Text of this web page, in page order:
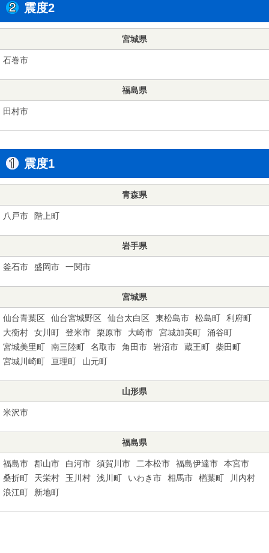
震度2
宮城県
石巻市
福島県
田村市
震度1
青森県
八戸市 階上町
岩手県
釜石市 盛岡市 一関市
宮城県
仙台青葉区 仙台宮城野区 仙台太白区 東松島市 松島町
利府町
大衡村
女川町 登米市 栗原市 大崎市 宮城加美町
涌谷町
宮城美里町
南三陸町 名取市 角田市 岩沼市 蔵王町
柴田町
宮城川崎町
亘理町 山元町
山形県
米沢市
福島県
福島市 郡山市 白河市 須賀川市 二本松市 福島伊達市
本宮市
桑折町
天栄村 玉川村 浅川町 いわき市 相馬市 楢葉町
川内村
浪江町
新地町